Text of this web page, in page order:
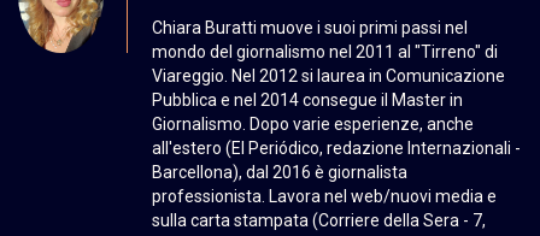
Chiara Buratti muove i suoi primi passi nel
mondo del giornalismo nel 2011 al "Tirreno" di
Viareggio. Nel 2012 si laurea in Comunicazione
Pubblica e nel 2014 consegue il Master in
Giornalismo. Dopo varie esperienze, anche
all'estero (El Periódico, redazione Internazionali -
Barcellona), dal 2016 è giornalista
professionista. Lavora nel web/nuovi media e
sulla carta stampata (Corriere della Sera - 7,